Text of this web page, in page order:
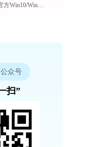
DocuCentre-V 3065驱动下载(官方Win10/Win11)
众号
扫”